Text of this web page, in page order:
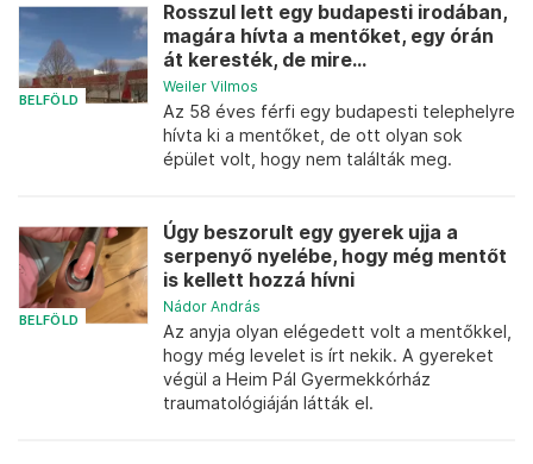
BELFÖLD
Rosszul lett egy budapesti irodában,
magára hívta a mentőket, egy órán
át keresték, de mire...
Weiler Vilmos
Az 58 éves férfi egy budapesti telephelyre
hívta ki a mentőket, de ott olyan sok
épület volt, hogy nem találták meg.
BELFÖLD
Úgy beszorult egy gyerek ujja a
serpenyő nyelébe, hogy még mentőt
is kellett hozzá hívni
Nádor András
Az anyja olyan elégedett volt a mentőkkel,
hogy még levelet is írt nekik. A gyereket
végül a Heim Pál Gyermekkórház
traumatológiáján látták el.